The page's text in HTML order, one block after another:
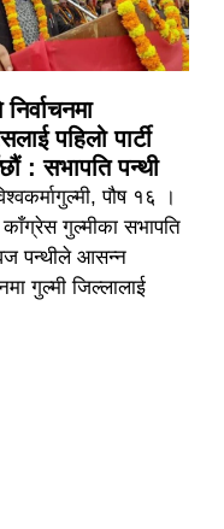
पहिलो पार्टी
: सभापति पन्थी
पौष १६ ।
काँग्रेस गुल्मीका सभापति
पन्थीले आसन्न
गुल्मी जिल्लालाई